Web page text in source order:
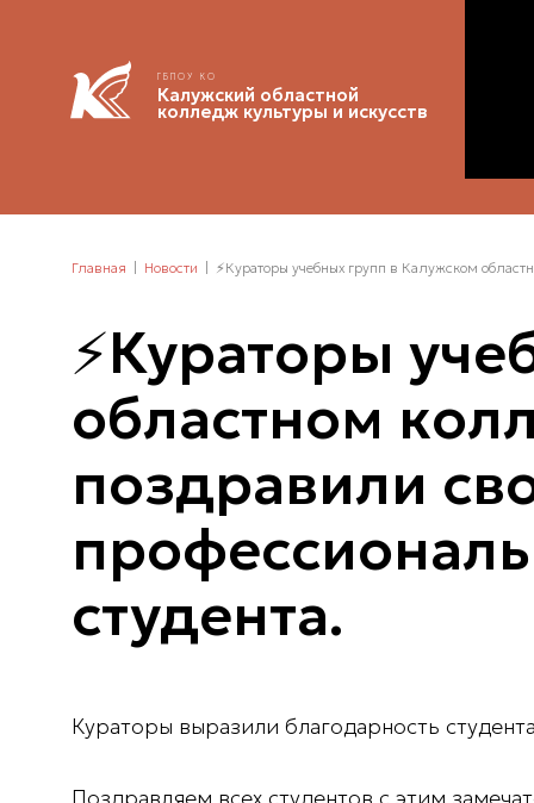
ГБПОУ КО
Калужский областной
колледж культуры и искусств
Главная Новости ⚡Кураторы учебных групп в Калужском
⚡Кураторы
областном
поздравили
студента.
Кураторы выразили благодарность